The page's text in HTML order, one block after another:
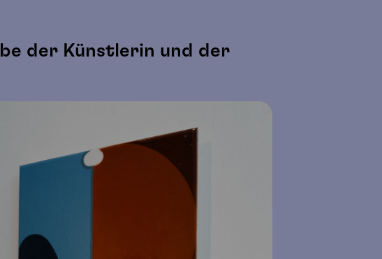
der Künstlerin und der